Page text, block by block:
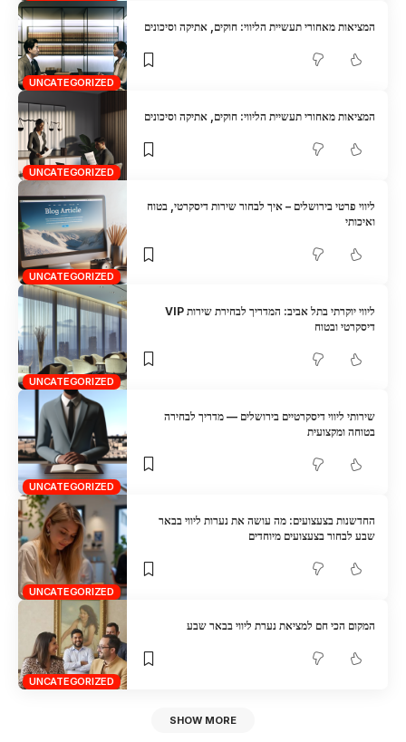
UNCATEGORIZED
המציאות מאחורי תעשיית הליווי: חוקים, אתיקה וסיכונים
UNCATEGORIZED
המציאות מאחורי תעשיית הליווי: חוקים, אתיקה וסיכונים
UNCATEGORIZED
ליווי פרטי בירושלים – איך לבחור שירות דיסקרטי, בטוח
ואיכותי
UNCATEGORIZED
ליווי יוקרתי בתל אביב: המדריך לבחירת שירות VIP
דיסקרטי ובטוח
UNCATEGORIZED
שירותי ליווי דיסקרטיים בירושלים — מדריך לבחירה
בטוחה ומקצועית
UNCATEGORIZED
החדשנות בצעצועים: מה עושה את נערות ליווי בבאר
שבע לבחור בצעצועים מיוחדים
UNCATEGORIZED
המקום הכי חם למציאת נערת ליווי בבאר שבע
SHOW MORE